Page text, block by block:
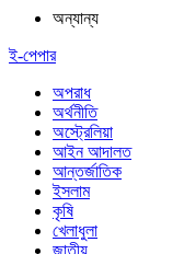
অন্যান্য
ই-পেপার
অপরাধ
অর্থনীতি
অস্ট্রেলিয়া
আইন আদালত
আন্তর্জাতিক
ইসলাম
কৃষি
খেলাধুলা
জাতীয়